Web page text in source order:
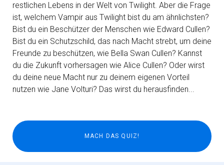
restlichen Lebens in der Welt von Twilight. Aber die Frage
ist, welchem Vampir aus Twilight bist du am ähnlichsten?
Bist du ein Beschützer der Menschen wie Edward Cullen?
Bist du ein Schutzschild, das nach Macht strebt, um deine
Freunde zu beschützen, wie Bella Swan Cullen? Kannst
du die Zukunft vorhersagen wie Alice Cullen? Oder wirst
du deine neue Macht nur zu deinem eigenen Vorteil
nutzen wie Jane Volturi? Das wirst du herausfinden...